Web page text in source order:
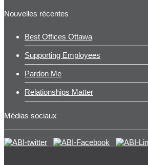
Nouvelles récentes
Best Offices Ottawa
Supporting Employees
Pardon Me
Relationships Matter
Médias sociaux